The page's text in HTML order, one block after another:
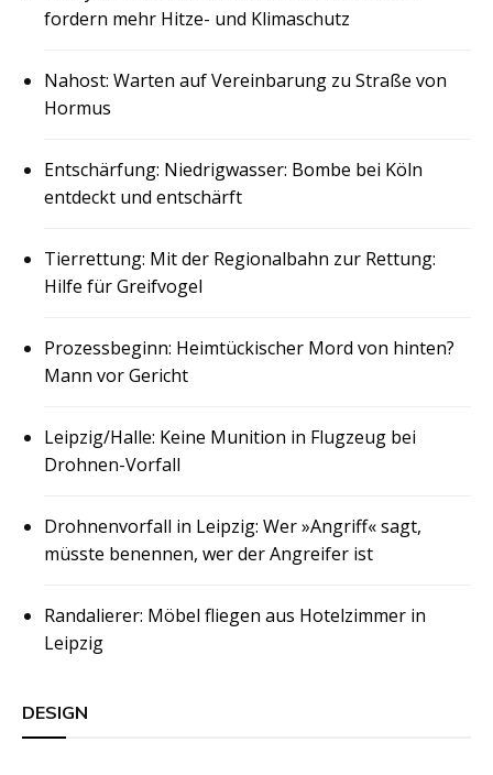
fordern mehr Hitze- und Klimaschutz
Nahost: Warten auf Vereinbarung zu Straße von
Hormus
Entschärfung: Niedrigwasser: Bombe bei Köln
entdeckt und entschärft
Tierrettung: Mit der Regionalbahn zur Rettung:
Hilfe für Greifvogel
Prozessbeginn: Heimtückischer Mord von hinten?
Mann vor Gericht
Leipzig/Halle: Keine Munition in Flugzeug bei
Drohnen-Vorfall
Drohnenvorfall in Leipzig: Wer »Angriff« sagt,
müsste benennen, wer der Angreifer ist
Randalierer: Möbel fliegen aus Hotelzimmer in
Leipzig
DESIGN